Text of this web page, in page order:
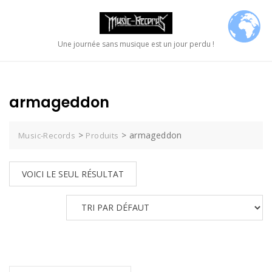
Une journée sans musique est un jour perdu !
armageddon
Music-Records > Produits > armageddon
VOICI LE SEUL RÉSULTAT